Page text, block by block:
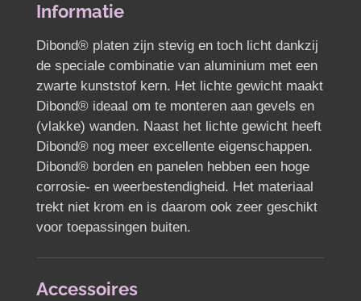
Informatie
Dibond® platen zijn stevig en toch licht dankzij
de speciale combinatie van aluminium met een
zwarte kunststof kern. Het lichte gewicht maakt
Dibond® ideaal om te monteren aan gevels en
(vlakke) wanden. Naast het lichte gewicht heeft
Dibond® nog meer excellente eigenschappen.
Dibond® borden en panelen hebben een hoge
corrosie- en weerbestendigheid. Het materiaal
trekt niet krom en is daarom ook zeer geschikt
voor toepassingen buiten.
Accessoires